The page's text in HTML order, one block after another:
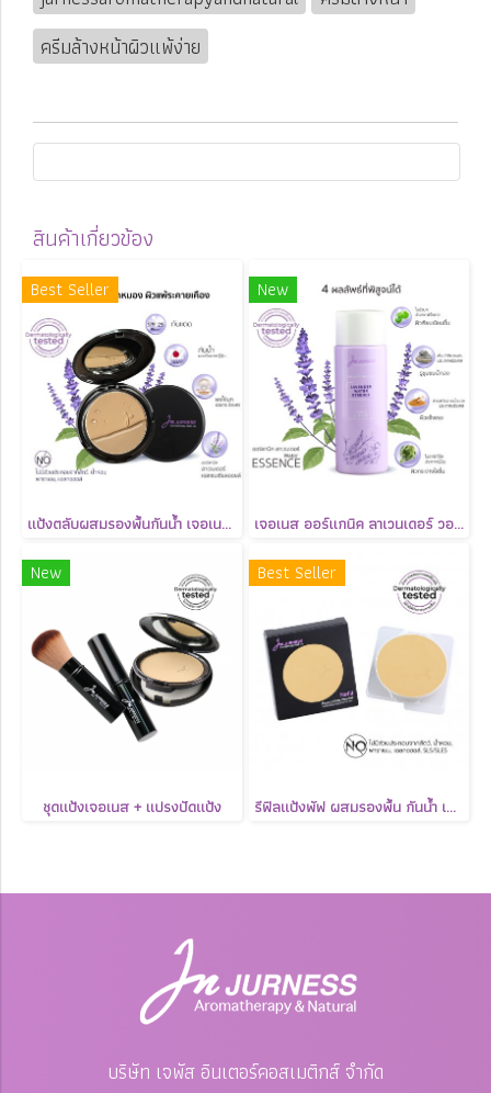
ครีมล้างหน้าผิวแพ้ง่าย
สินค้าเกี่ยวข้อง
Best Seller
แป้งตลับผสมรองพื้นกันน้ำ เจอเนส JURNESS Aromatherapy Foundation Powder SPF 25 PA++
New
เจอเนส ออร์แกนิค ลาเวนเดอร์ วอเทอร์ เอสเซ้นส์ (EXP: 27/01/2027)
New
ชุดแป้งเจอเนส + แปรงปัดแป้ง
Best Seller
รีฟิลแป้งพัฟ ผสมรองพื้น กันน้ำ เจอเนส JURNESS Aromatherapy Foundation Powder SPF 25 PA++
บริษัท เจพัส อินเตอร์คอสเมติกส์ จำกัด